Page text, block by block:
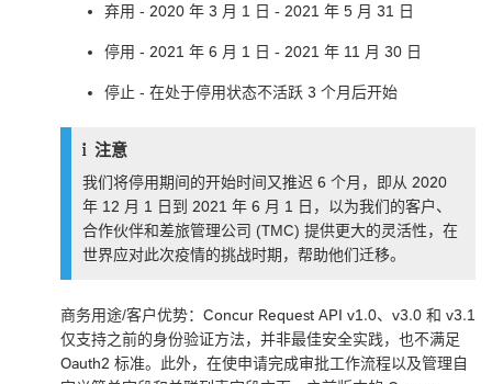
弃用 - 2020 年 3 月 1 日 - 2021 年 5 月 31 日
停用 - 2021 年 6 月 1 日 - 2021 年 11 月 30 日
停止 - 在处于停用状态不活跃 3 个月后开始
注意
我们将停用期间的开始时间又推迟 6 个月，即从 2020
年 12 月 1 日到 2021 年 6 月 1 日，以为我们的客户、
合作伙伴和差旅管理公司 (TMC) 提供更大的灵活性，在
世界应对此次疫情的挑战时期，帮助他们迁移。
商务用途/客户优势：Concur Request API v1.0、v3.0 和 v3.1
仅支持之前的身份验证方法，并非最佳安全实践，也不满足
Oauth2 标准。此外，在使申请完成审批工作流程以及管理自